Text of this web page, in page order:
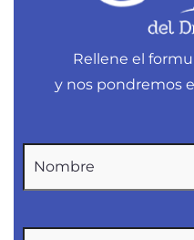
Rellene el
y nos pondremos